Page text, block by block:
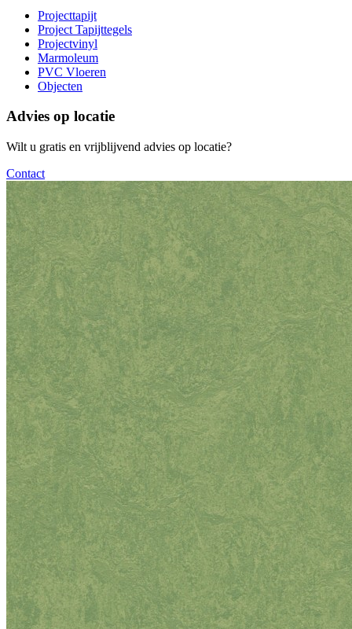
Projecttapijt
Project Tapijttegels
Projectvinyl
Marmoleum
PVC Vloeren
Objecten
Advies op locatie
Wilt u gratis en vrijblijvend advies op locatie?
Contact